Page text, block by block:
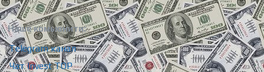
Наше комьюнити:
Telegram канал
Чат Invest TOP